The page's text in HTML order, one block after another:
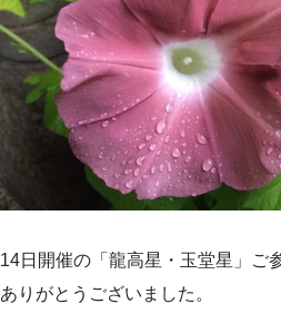
14日開催の「龍高星・玉堂星」ご
ありがとうございました。